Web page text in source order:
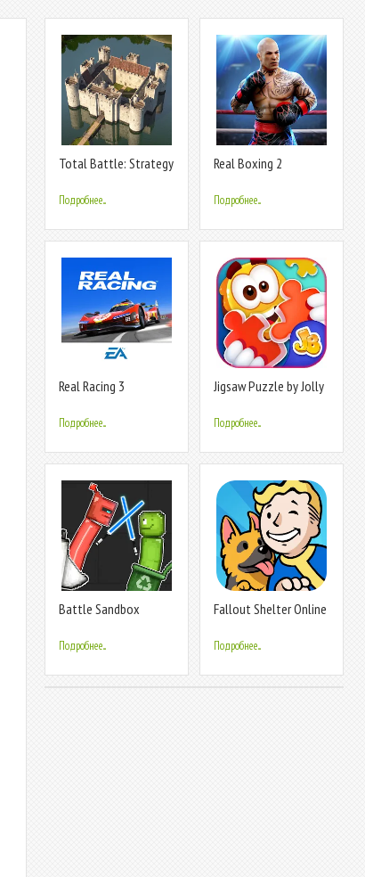
Total Battle: Strategy
Подробнее...
Real Boxing 2
Подробнее...
Real Racing 3
Подробнее...
Jigsaw Puzzle by Jolly
Подробнее...
Battle Sandbox
Подробнее...
Fallout Shelter Online
Подробнее...